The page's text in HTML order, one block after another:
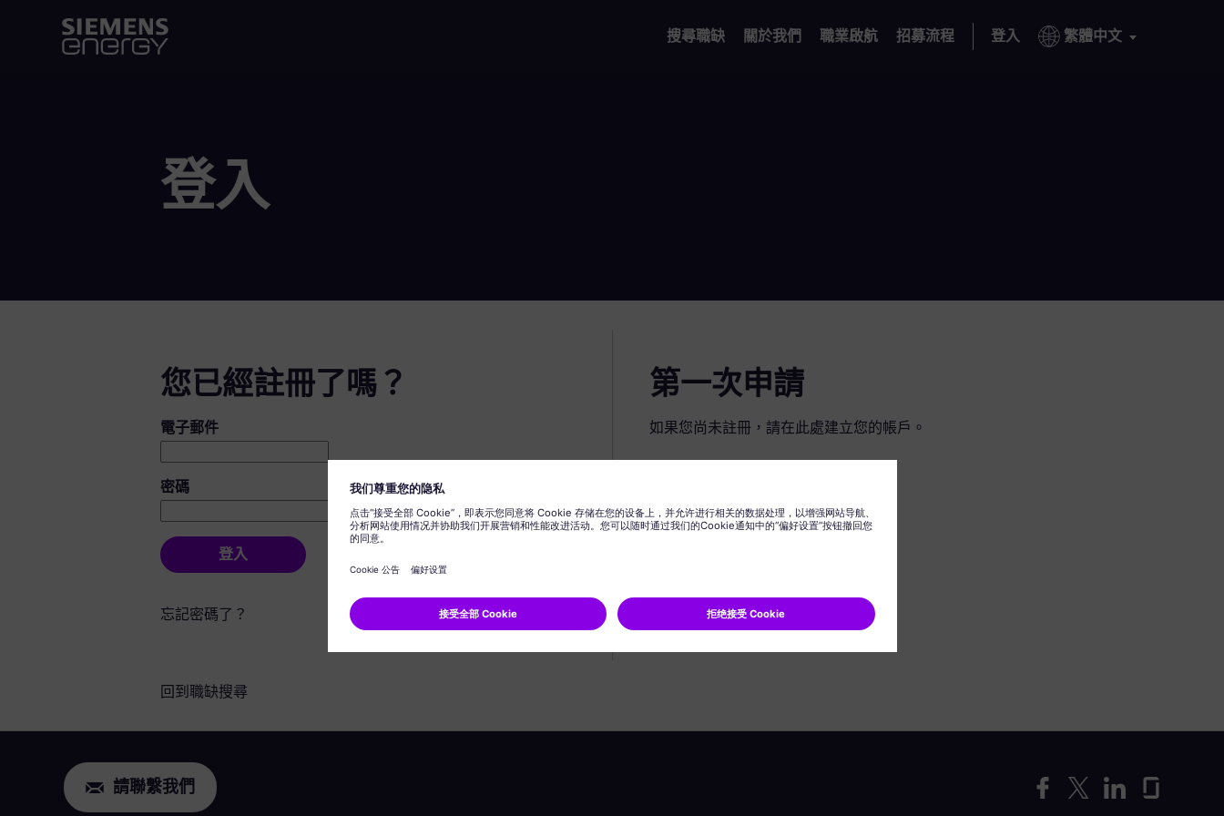
搜尋職缺 關於我們 職業啟航 招募流程 登入 繁體中文
登入
您已經註冊了嗎？
登入：使用者和密碼
電子郵件
密碼
登入
忘記密碼了？
第一次申請
如果您尚未註冊，請在此處建立您的帳戶。
回到職缺搜尋
請聯繫我們